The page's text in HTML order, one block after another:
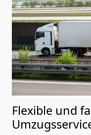
Flexible und